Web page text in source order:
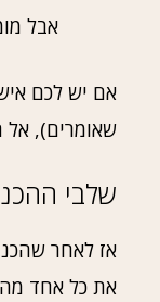
אבל
אם יש לכם
שאומרים),
שלבי
אז לאחר
את כל אחד